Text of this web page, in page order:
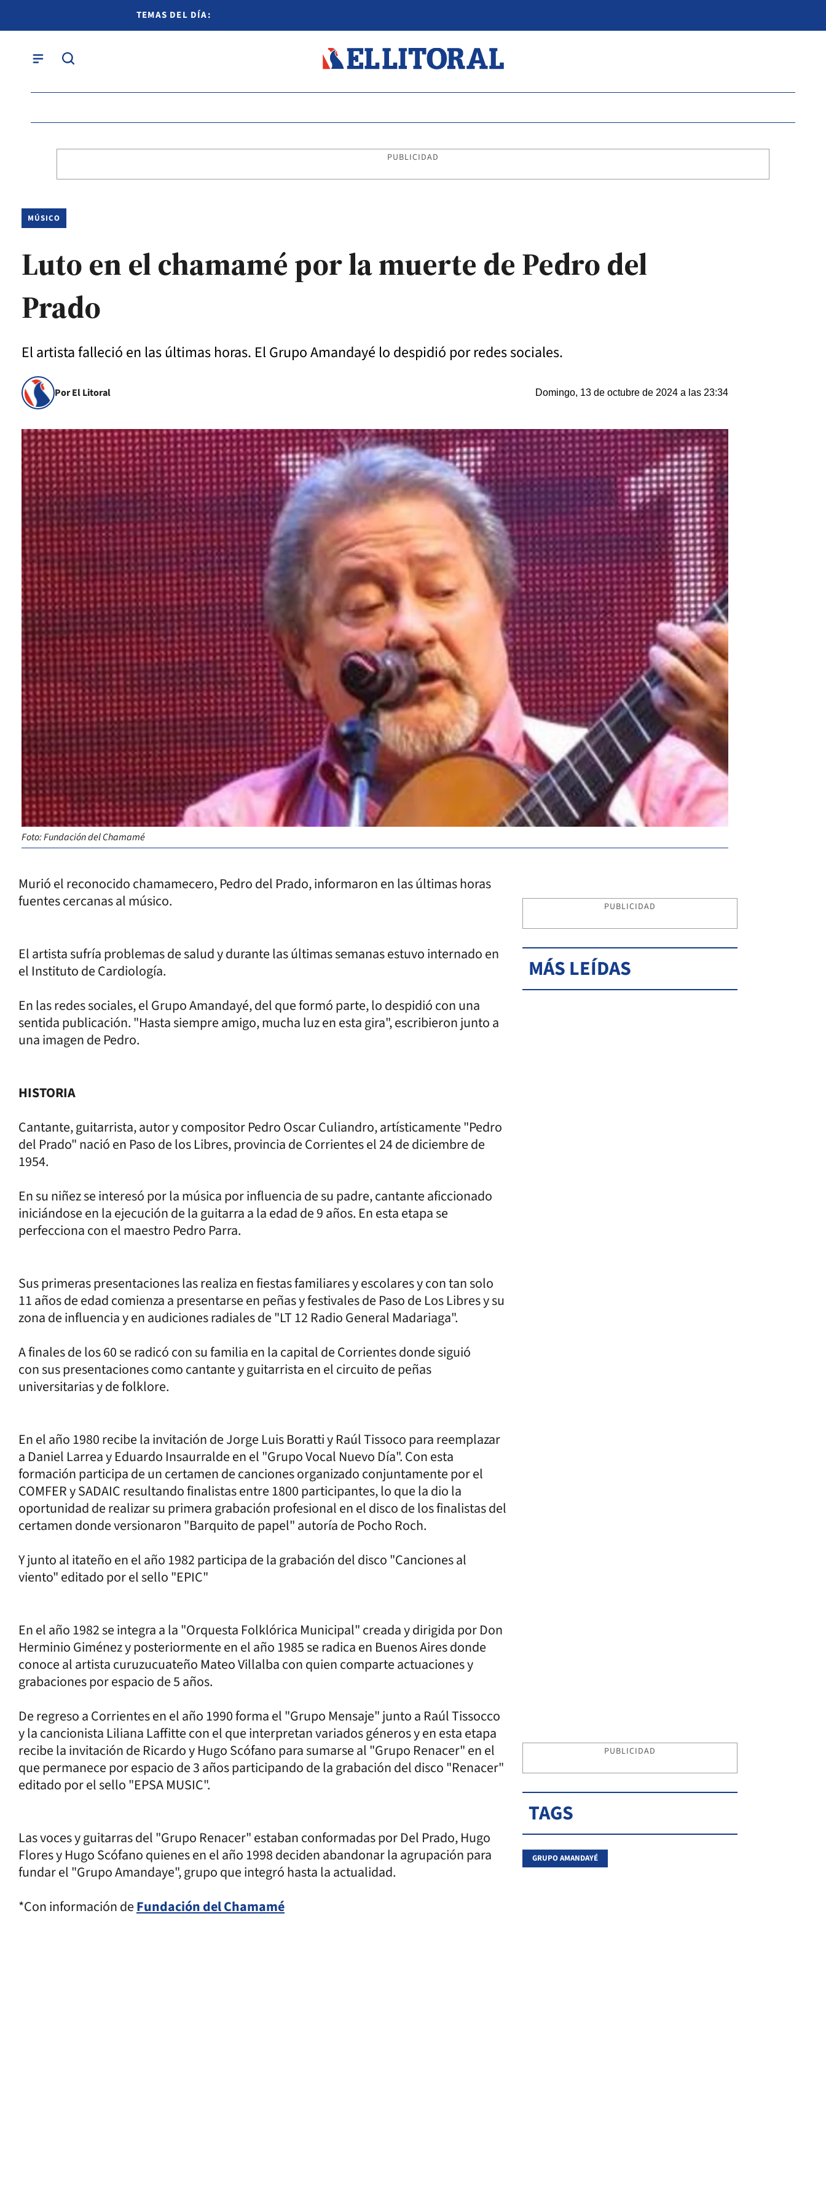
TEMAS DEL DÍA:
PUBLICIDAD
MÚSICO
Luto en el chamamé por la muerte de Pedro del
Prado
El artista falleció en las últimas horas. El Grupo Amandayé lo despidió por redes sociales.
Por El Litoral Domingo, 13 de octubre de 2024 a las 23:34
Foto: Fundación del Chamamé
Murió el reconocido chamamecero, Pedro del Prado, informaron en las últimas horas
fuentes cercanas al músico.
El artista sufría problemas de salud y durante las últimas semanas estuvo internado en
el Instituto de Cardiología.
En las redes sociales, el Grupo Amandayé, del que formó parte, lo despidió con una
sentida publicación. "Hasta siempre amigo, mucha luz en esta gira", escribieron junto a
una imagen de Pedro.
HISTORIA
Cantante, guitarrista, autor y compositor Pedro Oscar Culiandro, artísticamente "Pedro
del Prado" nació en Paso de los Libres, provincia de Corrientes el 24 de diciembre de
1954.
En su niñez se interesó por la música por influencia de su padre, cantante aficcionado
iniciándose en la ejecución de la guitarra a la edad de 9 años. En esta etapa se
perfecciona con el maestro Pedro Parra.
Sus primeras presentaciones las realiza en fiestas familiares y escolares y con tan solo
11 años de edad comienza a presentarse en peñas y festivales de Paso de Los Libres y su
zona de influencia y en audiciones radiales de "LT 12 Radio General Madariaga".
A finales de los 60 se radicó con su familia en la capital de Corrientes donde siguió
con sus presentaciones como cantante y guitarrista en el circuito de peñas
universitarias y de folklore.
En el año 1980 recibe la invitación de Jorge Luis Boratti y Raúl Tissoco para reemplazar
a Daniel Larrea y Eduardo Insaurralde en el "Grupo Vocal Nuevo Día". Con esta
formación participa de un certamen de canciones organizado conjuntamente por el
COMFER y SADAIC resultando finalistas entre 1800 participantes, lo que la dio la
oportunidad de realizar su primera grabación profesional en el disco de los finalistas del
certamen donde versionaron "Barquito de papel" autoría de Pocho Roch.
Y junto al itateño en el año 1982 participa de la grabación del disco "Canciones al
viento" editado por el sello "EPIC"
En el año 1982 se integra a la "Orquesta Folklórica Municipal" creada y dirigida por Don
Herminio Giménez y posteriormente en el año 1985 se radica en Buenos Aires donde
conoce al artista curuzucuateño Mateo Villalba con quien comparte actuaciones y
grabaciones por espacio de 5 años.
De regreso a Corrientes en el año 1990 forma el "Grupo Mensaje" junto a Raúl Tissocco
y la cancionista Liliana Laffitte con el que interpretan variados géneros y en esta etapa
recibe la invitación de Ricardo y Hugo Scófano para sumarse al "Grupo Renacer" en el
que permanece por espacio de 3 años participando de la grabación del disco "Renacer"
editado por el sello "EPSA MUSIC".
Las voces y guitarras del "Grupo Renacer" estaban conformadas por Del Prado, Hugo
Flores y Hugo Scófano quienes en el año 1998 deciden abandonar la agrupación para
fundar el "Grupo Amandaye", grupo que integró hasta la actualidad.
*Con información deFundación del Chamamé
PUBLICIDAD
MÁS LEÍDAS
PUBLICIDAD
TAGS
GRUPO AMANDAYÉ